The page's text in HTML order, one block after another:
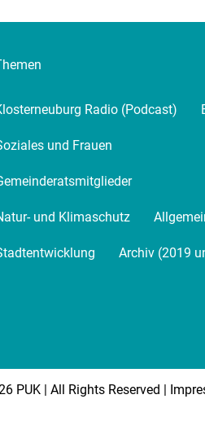
Radio (Podcast)
und Frauen
und Klimaschutz
Archiv (2019
PUK | All Rights Reserved |